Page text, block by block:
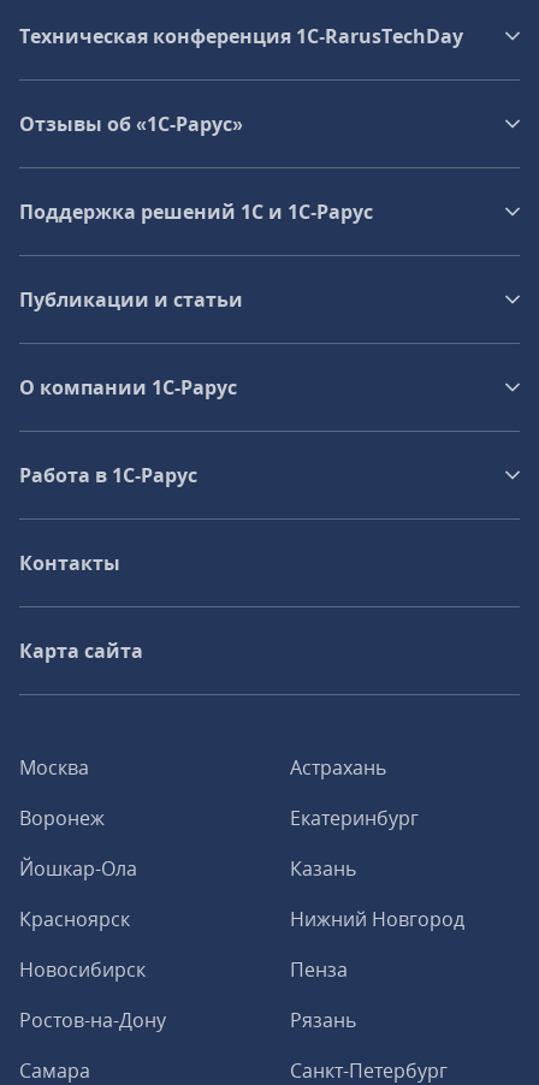
Москва
Астрахань
Воронеж
Екатеринбург
Йошкар-Ола
Казань
Красноярск
Нижний Новгород
Новосибирск
Пенза
Ростов-на-Дону
Рязань
Самара
Санкт-Петербург
Техническая конференция 1C‑RarusTechDay
Отзывы об «1С-Рарус»
Поддержка решений 1С и 1С‑Рарус
Публикации и статьи
О компании 1C-Рарус
Работа в 1С‑Рарус
Контакты
Карта сайта